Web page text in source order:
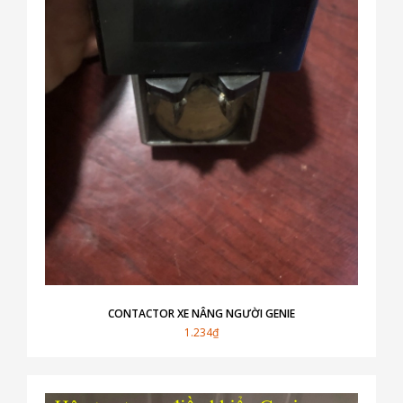
CONTACTOR XE NÂNG NGƯỜI GENIE
1.234₫